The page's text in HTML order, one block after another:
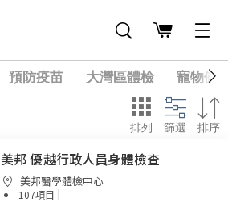
預防疫苗 大灣區體檢 寵物健
排列 篩選
排序
美邦 優越行政人員身體檢查
美邦醫學體檢中心
107項目 |